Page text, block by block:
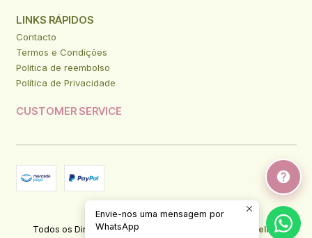
LINKS RÁPIDOS
Contacto
Termos e Condições
Politica de reembolso
Política de Privacidade
CUSTOMER SERVICE
2026 Bendito Arquivo.
Todos os Direitos Reservados.
Com tecnologia Jumpseller.
Envie-nos uma mensagem por
WhatsApp